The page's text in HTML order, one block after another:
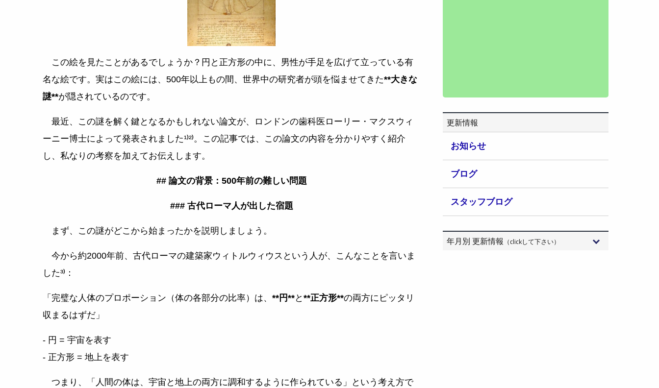
この絵を見たことがあるでしょうか？円と正方形の中に、男性が手足を広げて立っている有
名な絵です。実はこの絵には、500年以上もの間、世界中の研究者が頭を悩ませてきた**大きな
謎**が隠されているのです。
最近、この謎を解く鍵となるかもしれない論文が、ロンドンの歯科医ローリー・マクスウィ
ーニー博士によって発表されました¹⁾²⁾。この記事では、この論文の内容を分かりやすく紹介
し、私なりの考察を加えてお伝えします。
## 論文の背景：500年前の難しい問題
### 古代ローマ人が出した宿題
まず、この謎がどこから始まったかを説明しましょう。
今から約2000年前、古代ローマの建築家ウィトルウィウスという人が、こんなことを言いま
した³⁾：
「完璧な人体のプロポーション（体の各部分の比率）は、 **円**と **正方形**の両方にピッタリ
収まるはずだ」
- 円 = 宇宙を表す
- 正方形 = 地上を表す
つまり、「人間の体は、宇宙と地上の両方に調和するように作られている」という考え方で
更新情報
お知らせ
ブログ
スタッフブログ
年月別 更新情報 （clickして下さい）